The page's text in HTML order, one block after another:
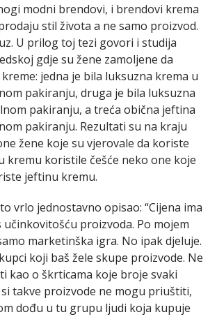
modni brendovi, i brendovi krema
stil života a ne samo proizvod.
U prilog toj tezi govori i studija
gdje su žene zamoljene da
jedna je bila luksuzna krema u
pakiranju, druga je bila luksuzna
pakiranju, a treća obična jeftina
pakiranju. Rezultati su na kraju
žene koje su vjerovale da koriste
kremu koristile češće neko one koje
jeftinu kremu.
vrlo jednostavno opisao: “Cijena ima
učinkovitošću proizvoda. Po mojem
marketinška igra. No ipak djeluje.
koji baš žele skupe proizvode. Ne
kao o škrticama koje broje svaki
takve proizvode ne mogu priuštiti,
dođu u tu grupu ljudi koja kupuje